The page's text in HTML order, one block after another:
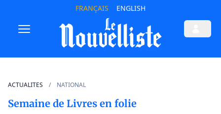
FRANÇAIS ENGLISH
ACTUALITES NATIONAL
Semaine de Livres en folie